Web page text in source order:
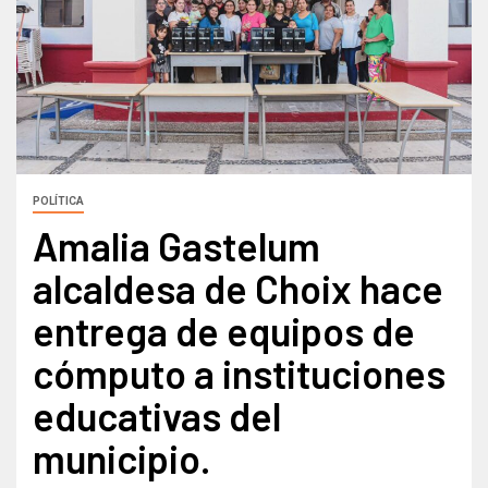
POLÍTICA
Amalia Gastelum
alcaldesa de Choix hace
entrega de equipos de
cómputo a instituciones
educativas del
municipio.